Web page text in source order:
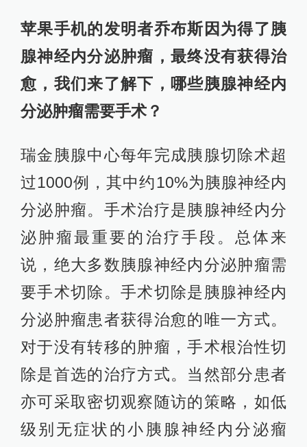
苹果手机的发明者乔布斯因为得了胰
腺神经内分泌肿瘤，最终没有获得治
愈，我们来了解下，哪些胰腺神经内
分泌肿瘤需要手术？
瑞金胰腺中心每年完成胰腺切除术超
过1000例，其中约10%为胰腺神经内
分泌肿瘤。手术治疗是胰腺神经内分
泌肿瘤最重要的治疗手段。总体来
说，绝大多数胰腺神经内分泌肿瘤需
要手术切除。手术切除是胰腺神经内
分泌肿瘤患者获得治愈的唯一方式。
对于没有转移的肿瘤，手术根治性切
除是首选的治疗方式。当然部分患者
亦可采取密切观察随访的策略，如低
级别无症状的小胰腺神经内分泌瘤